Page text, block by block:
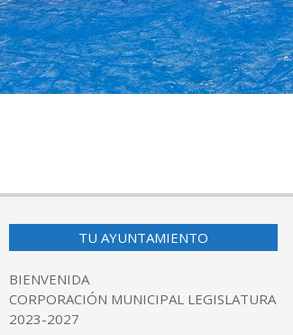
TU AYUNTAMIENTO
BIENVENIDA
CORPORACIÓN MUNICIPAL LEGISLATURA
2023-2027